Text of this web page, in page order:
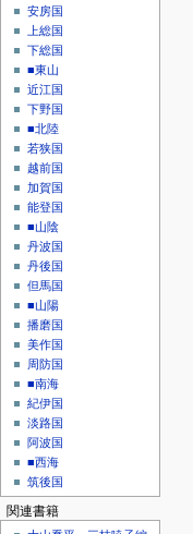
安房国
上総国
下総国
■東山
近江国
下野国
■北陸
若狭国
越前国
加賀国
能登国
■山陰
丹波国
丹後国
但馬国
■山陽
播磨国
美作国
周防国
■南海
紀伊国
淡路国
阿波国
■西海
筑後国
関連書籍